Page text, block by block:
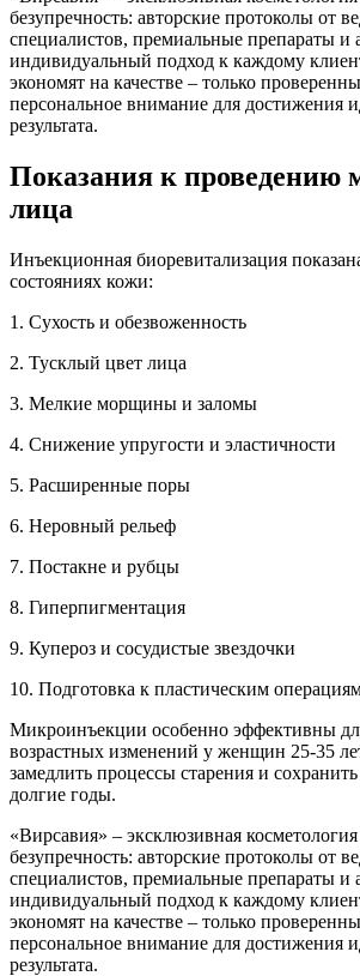
безупречность: авторские протоколы от
специалистов, премиальные препараты и
индивидуальный подход к каждому
экономят на качестве – только
персональное внимание для достижения
результата.
Показания к проведению
лица
Инъекционная биоревитализация
состояниях кожи:
1. Сухость и обезвоженность
2. Тусклый цвет лица
3. Мелкие морщины и заломы
4. Снижение упругости и эластичности
5. Расширенные поры
6. Неровный рельеф
7. Постакне и рубцы
8. Гиперпигментация
9. Купероз и сосудистые звездочки
10. Подготовка к пластическим
Микроинъекции особенно эффективны
возрастных изменений у женщин 25-35
замедлить процессы старения и
долгие годы.
«Вирсавия» – эксклюзивная
безупречность: авторские протоколы от
специалистов, премиальные препараты и
индивидуальный подход к каждому
экономят на качестве – только
персональное внимание для достижения
результата.